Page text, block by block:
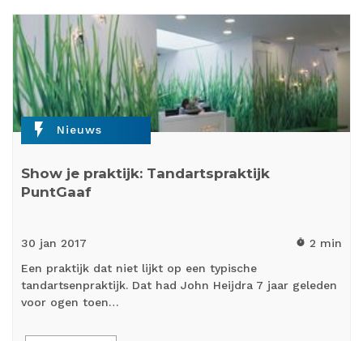
flash_on Nieuws
Show je praktijk: Tandartspraktijk
PuntGaaf
30 jan 2017 timer 2 min
Een praktijk dat niet lijkt op een typische
tandartsenpraktijk. Dat had John Heijdra 7 jaar geleden
voor ogen toen…